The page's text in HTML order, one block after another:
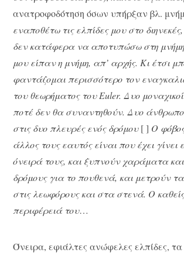
ανατροφοδότηση όσων υπήρξαν βλ.
εναποθέτω τις ελπίδες μου στο
δεν κατάφερα να αποτυπώσω στη
μου είπαν η μνήμη, απ’ αρχής. Κι έτσι
φαντάζομαι περισσότερο τον
του θεωρήματος τουEuler. Δυο
ποτέ δεν θα συναντηθούν. Δυο
στις δυο πλευρές ενός δρόμου[ ] Ο
άλλος τους εαυτός είναι που έχει
όνειρά τους, και ξυπνούν χαράματα
δρόμους για το πουθενά, και μετρούν
στις λεωφόρους και στα στενά. Ο
περιφέρειά του…
Όνειρα, εφιάλτες ανώφελες ελπίδες,